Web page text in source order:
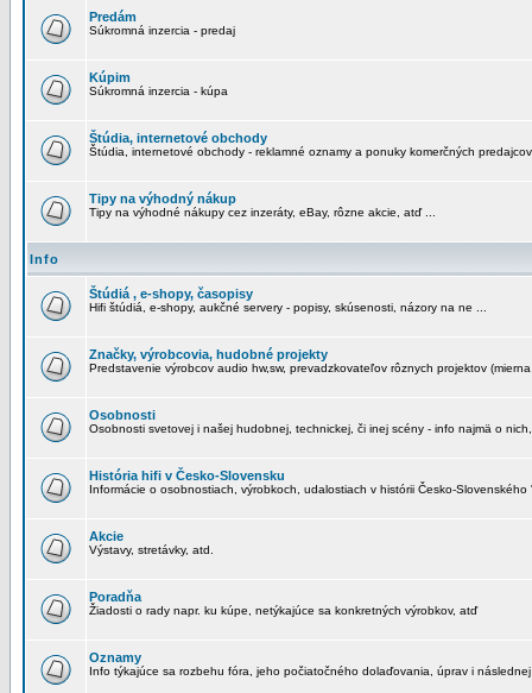
Predám
Súkromná inzercia - predaj
Kúpim
Súkromná inzercia - kúpa
Štúdia, internetové obchody
Štúdia, internetové obchody - reklamné oznamy a ponuky komerčných predajcov
Tipy na výhodný nákup
Tipy na výhodné nákupy cez inzeráty, eBay, rôzne akcie, atď ...
Info
Štúdiá , e-shopy, časopisy
Hifi štúdiá, e-shopy, aukčné servery - popisy, skúsenosti, názory na ne ...
Značky, výrobcovia, hudobné projekty
Predstavenie výrobcov audio hw,sw, prevadzkovateľov rôznych projektov
Osobnosti
Osobnosti svetovej i našej hudobnej, technickej, či inej scény - info najmä o
História hifi v Česko-Slovensku
Informácie o osobnostiach, výrobkoch, udalostiach v histórii Česko-Slovenského
Akcie
Výstavy, stretávky, atd.
Poradňa
Žiadosti o rady napr. ku kúpe, netýkajúce sa konkretných výrobkov, atď
Oznamy
Info týkajúce sa rozbehu fóra, jeho počiatočného dolaďovania, úprav i